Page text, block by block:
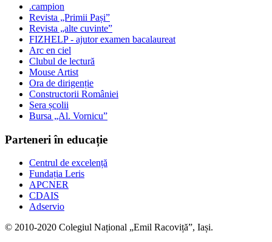
.campion
Revista „Primii Pași”
Revista „alte cuvinte”
FIZHELP - ajutor examen bacalaureat
Arc en ciel
Clubul de lectură
Mouse Artist
Ora de dirigenție
Constructorii României
Sera școlii
Bursa „Al. Vornicu”
Parteneri în educație
Centrul de excelență
Fundația Leris
APCNER
CDAIS
Adservio
© 2010-2020 Colegiul Național „Emil Racoviță”, Iași.